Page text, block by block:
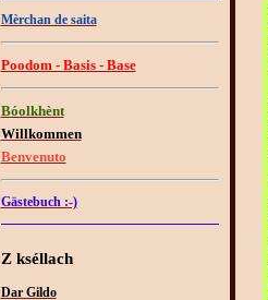
Mèrchan de saita
Poodom - Basis - Base
Bóolkhènt
Willkommen
Benvenuto
Gästebuch :-)
Z kséllach
Dar Gildo